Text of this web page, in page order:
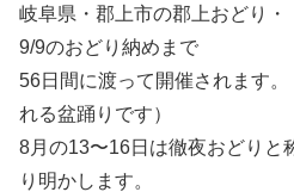
岐阜県・郡上市の郡上おどり・
9/9のおどり納めまで
56日間に渡って開催されます
れる盆踊りです）
8月の13〜16日は徹夜おどりと
り明かします。